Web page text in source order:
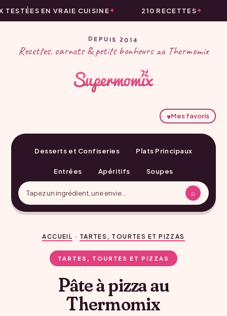
EN VRAIE CUISINE 210 RECETTES
DEPUIS 2014
Recettes, carnets & petits bonheurs au Thermomix
♥Mes favoris
Desserts et Confiseries Plats Principaux
Entrées Apéritifs Soupes
⌕
ACCUEIL · TARTES, TOURTES ET PIZZAS
TARTES, TOURTES ET PIZZAS
Pâte à pizza au
Thermomix